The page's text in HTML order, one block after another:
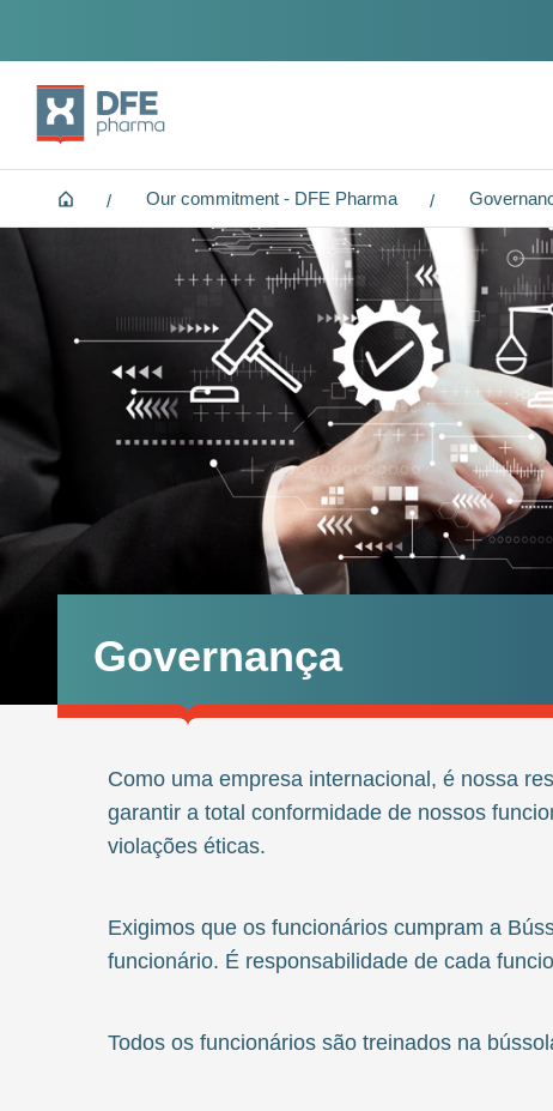
Navegação
Home Our commitment - DFE Pharma
Governança
Como uma empresa internacional, é nossa
garantir a total conformidade de nossos
violações éticas.
Exigimos que os funcionários cumpram a
funcionário. É responsabilidade de cada
Todos os funcionários são treinados na